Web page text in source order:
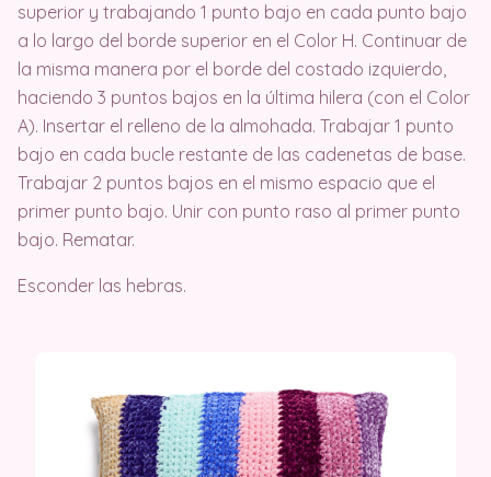
superior y trabajando 1 punto bajo en cada punto bajo
a lo largo del borde superior en el Color H. Continuar de
la misma manera por el borde del costado izquierdo,
haciendo 3 puntos bajos en la última hilera (con el Color
A). Insertar el relleno de la almohada. Trabajar 1 punto
bajo en cada bucle restante de las cadenetas de base.
Trabajar 2 puntos bajos en el mismo espacio que el
primer punto bajo. Unir con punto raso al primer punto
bajo. Rematar.
Esconder las hebras.